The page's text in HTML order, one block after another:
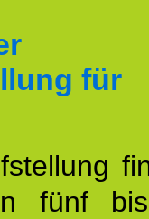
für
fünf